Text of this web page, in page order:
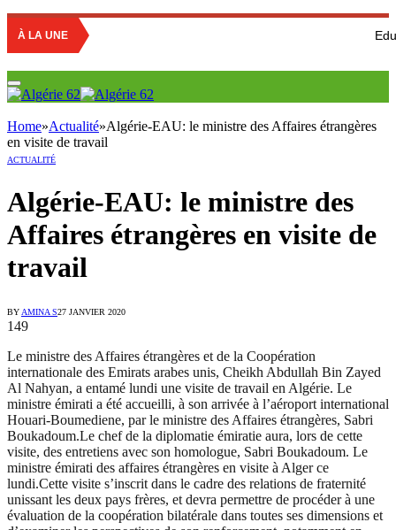
À LA UNE Education
Home»Actualité»Algérie-EAU: le ministre des Affaires étrangères
en visite de travail
ACTUALITÉ
Algérie-EAU: le ministre des
Affaires étrangères en visite de
travail
BYAMINA S27 JANVIER 2020
149
Le ministre des Affaires étrangères et de la Coopération
internationale des Emirats arabes unis, Cheikh Abdullah Bin Zayed
Al Nahyan, a entamé lundi une visite de travail en Algérie. Le
ministre émirati a été accueilli, à son arrivée à l’aéroport international
Houari-Boumediene, par le ministre des Affaires étrangères, Sabri
Boukadoum.Le chef de la diplomatie émiratie aura, lors de cette
visite, des entretiens avec son homologue, Sabri Boukadoum. Le
ministre émirati des affaires étrangères en visite à Alger ce
lundi.Cette visite s’inscrit dans le cadre des relations de fraternité
unissant les deux pays frères, et devra permettre de procéder à une
évaluation de la coopération bilatérale dans toutes ses dimensions et